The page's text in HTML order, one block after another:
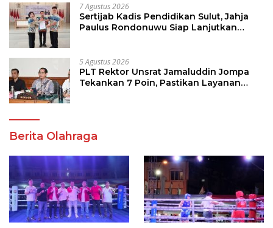
7 Agustus 2026
Sertijab Kadis Pendidikan Sulut, Jahja
Paulus Rondonuwu Siap Lanjutkan
5 Agustus 2026
PLT Rektor Unsrat Jamaluddin Jompa
Tekankan 7 Poin, Pastikan Layanan
Berita Olahraga